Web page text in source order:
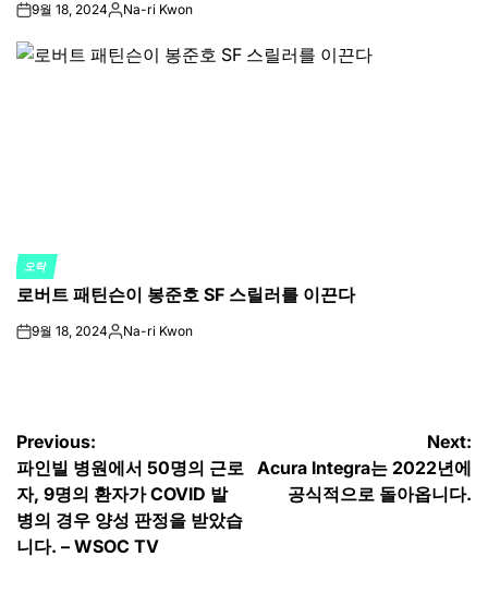
on9월 18, 2024Posted
Na-ri Kwon
POSTED
IN
오락
로버트 패틴슨이 봉준호 SF 스릴러를 이끈다
on9월 18, 2024Posted
Na-ri Kwon
글
탐
색
Previous:
파인빌 병원에서 50명의 근로
자, 9명의 환자가 COVID 발
병의 경우 양성 판정을 받았습
니다. – WSOC TV
Next:
Acura Integra는 2022년에
공식적으로 돌아옵니다.